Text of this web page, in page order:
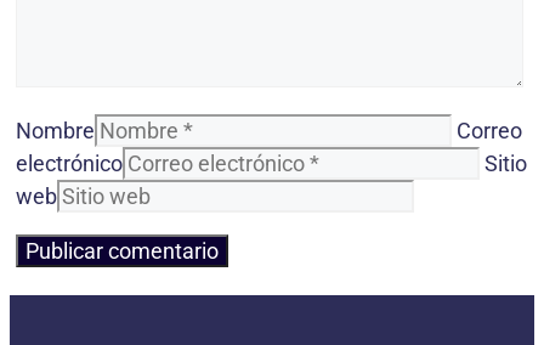
Nombre
Correo
electrónico
Sitio
web